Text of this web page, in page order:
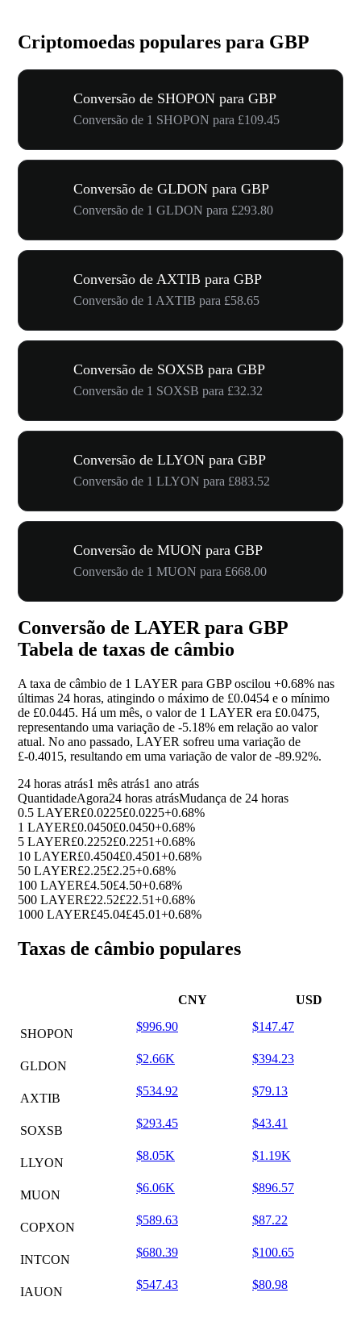
Criptomoedas populares para GBP
Conversão de SHOPON para GBP
Conversão de 1 SHOPON para £109.45
Conversão de GLDON para GBP
Conversão de 1 GLDON para £293.80
Conversão de AXTIB para GBP
Conversão de 1 AXTIB para £58.65
Conversão de SOXSB para GBP
Conversão de 1 SOXSB para £32.32
Conversão de LLYON para GBP
Conversão de 1 LLYON para £883.52
Conversão de MUON para GBP
Conversão de 1 MUON para £668.00
Conversão de LAYER para GBP
Tabela de taxas de câmbio
A taxa de câmbio de 1 LAYER para GBP oscilou +0.68% nas
últimas 24 horas, atingindo o máximo de £0.0454 e o mínimo
de £0.0445. Há um mês, o valor de 1 LAYER era £0.0475,
representando uma variação de -5.18% em relação ao valor
atual. No ano passado, LAYER sofreu uma variação de
£-0.4015, resultando em uma variação de valor de -89.92%.
24 horas atrás1 mês atrás1 ano atrás
QuantidadeAgora24 horas atrásMudança de 24 horas
0.5 LAYER£0.0225£0.0225+0.68%
1 LAYER£0.0450£0.0450+0.68%
5 LAYER£0.2252£0.2251+0.68%
10 LAYER£0.4504£0.4501+0.68%
50 LAYER£2.25£2.25+0.68%
100 LAYER£4.50£4.50+0.68%
500 LAYER£22.52£22.51+0.68%
1000 LAYER£45.04£45.01+0.68%
Taxas de câmbio populares
CNY USD
SHOPON
$996.90 $147.47
GLDON
$2.66K $394.23
AXTIB
$534.92 $79.13
SOXSB
$293.45 $43.41
LLYON
$8.05K $1.19K
MUON
$6.06K $896.57
COPXON
$589.63 $87.22
INTCON
$680.39 $100.65
IAUON
$547.43 $80.98